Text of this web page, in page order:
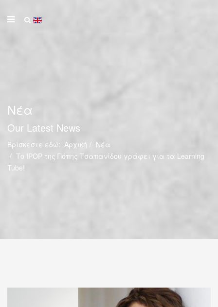
Νέα
Our Latest News
Βρίσκεστε εδώ: Αρχική
Νέα
Το IPOP της Πόπης Τσαπανίδου γράφει για τα Learning
Tube!